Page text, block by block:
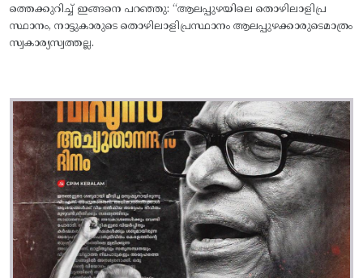
ത്തെക്കുറിച്ച് ഇങ്ങനെ പറഞ്ഞു: “ആലപ്പുഴയിലെ തൊഴിലാളിപ്ര
സ്ഥാനം, നാട്ടുകാരുടെ തൊഴിലാളിപ്രസ്ഥാനം ആലപ്പുഴക്കാരുടെമാത്രം
സ്വകാര്യസ്വത്തല്ല.